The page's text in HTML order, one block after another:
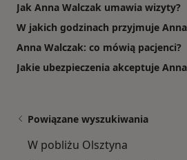
Jak Anna Walczak umawia wizyty?
W jakich godzinach przyjmuje
Anna Walczak: co mówią pacjenci?
Jakie ubezpieczenia akceptuje
Powiązane wyszukiwania
W pobliżu Olsztyna